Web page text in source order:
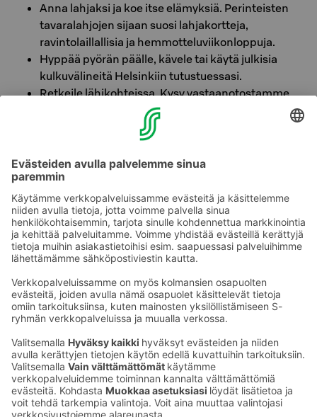
Anna lahjaksi ja koe itse elämyksiä. Perinteisten
tavaralahjojen sijaan suosi lahjakortteja,
ravintolaillallisia ja hemmotteluviikonloppuja.
Hyppää pyörän päälle, kävele tai käytä julkisia
kulkuvälineitä Helsinkiin tutustuessasi.
Retkeile lähikohteissa. Kysy vastaanotostamme
vinkkejä parhaista paikallisista ja lähiseudun
mukana edistämässä vastuullista ja kestävämpää
Paremmat valinnat ovat aina paikallaan.
Ota yhteyttä
Hotellien yhteystiedot
Asiakaspalvelun yhteystiedot›
Palaute
Anna palautetta
Sokos Hotels uutiskirje
Tilaa uutiskirje
Saat Sokos Hotellien uusimmat
edut ja uutiset sähköpostiisi
kuukausittain.
Palkinnot ja sertifikaatit
Sokos Hotels somessa
Sokos Hotels
Facebookissa
Sokos Hotels
Sokos
Hotels
Sokos
Hotels